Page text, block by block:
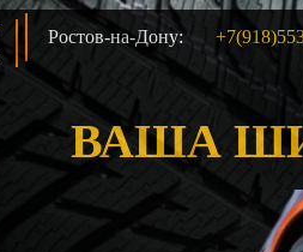
Ростов-на-Дону:
ВАША